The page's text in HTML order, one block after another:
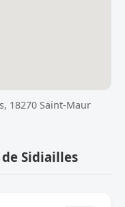
18270 Saint-Maur
Sidiailles